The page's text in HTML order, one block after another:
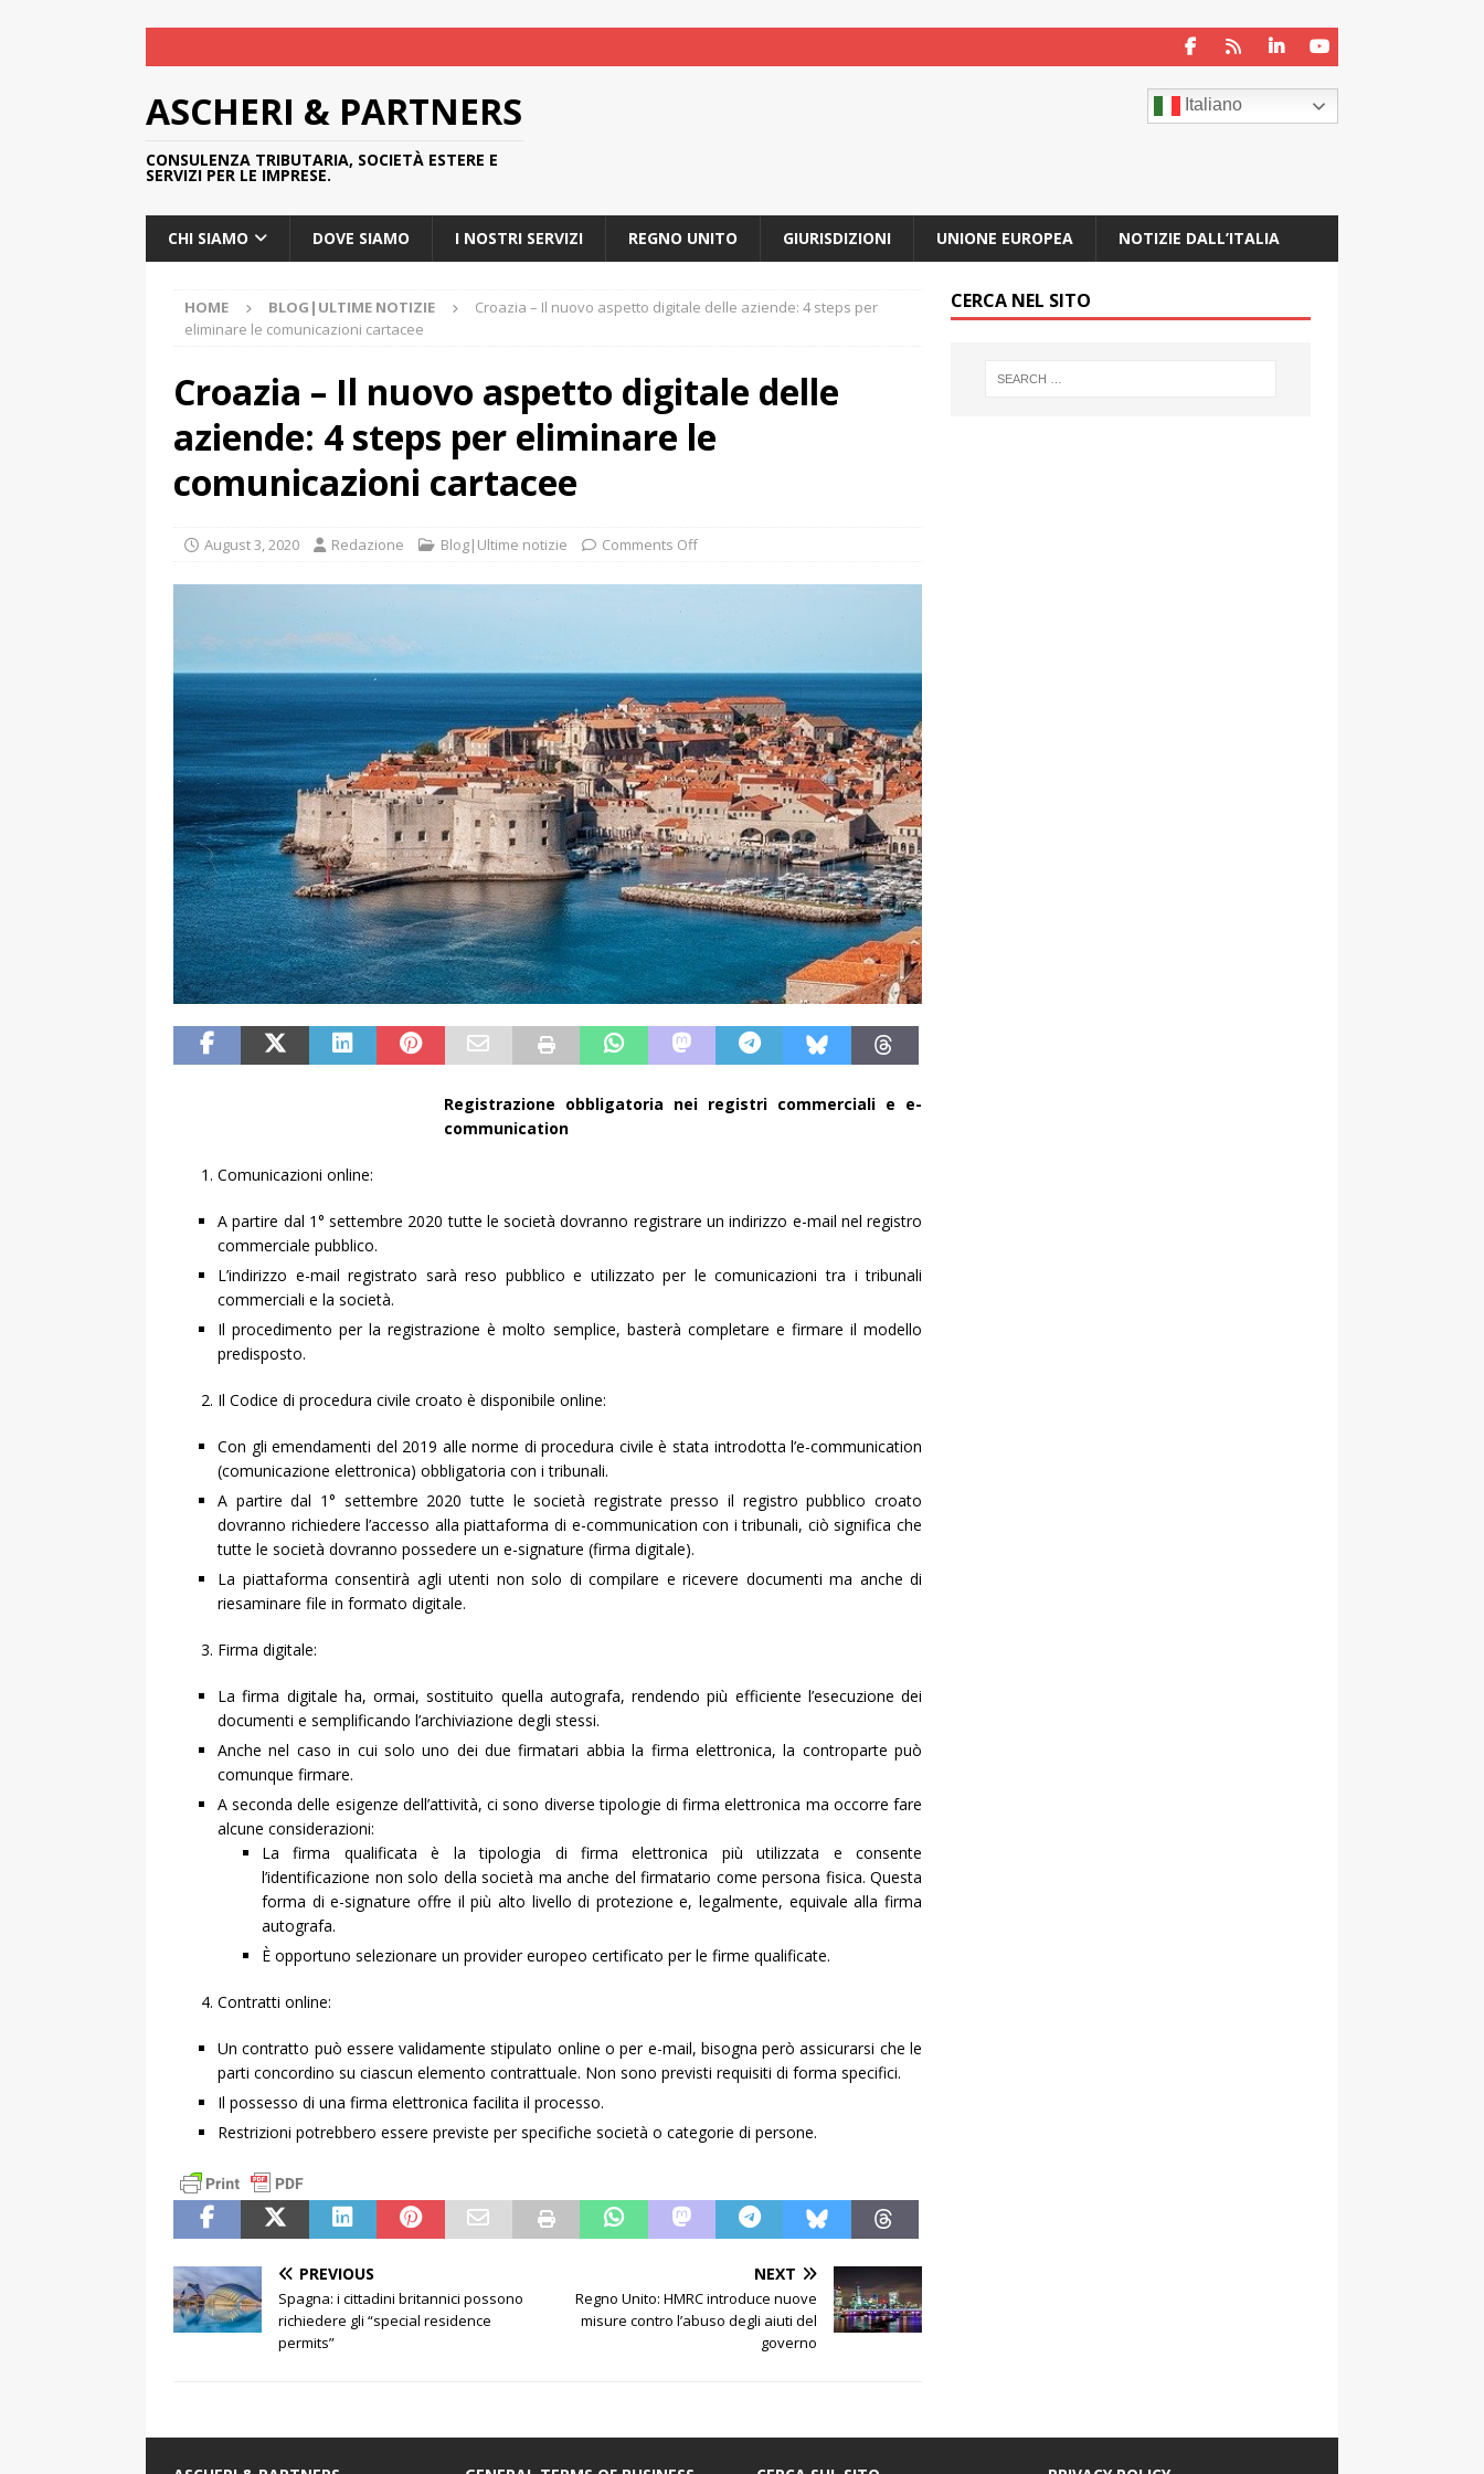
ASCHERI & PARTNERS
CONSULENZA TRIBUTARIA, SOCIETÀ ESTERE E
SERVIZI PER LE IMPRESE.
Italiano
CHI SIAMO DOVE SIAMO I NOSTRI SERVIZI REGNO UNITO GIURISDIZIONI UNIONE EUROPEA NOTIZIE DALL’ITALIA
HOME BLOG|ULTIME NOTIZIE
Croazia – Il nuovo aspetto digitale delle aziende: 4 steps per
eliminare le comunicazioni cartacee
Croazia – Il nuovo aspetto digitale delle
aziende: 4 steps per eliminare le
comunicazioni cartacee
August 3, 2020 Redazione Blog|Ultime notizie Comments Off
Registrazione obbligatoria nei registri commerciali e e-
communication
Comunicazioni online:
A partire dal 1° settembre 2020 tutte le società dovranno registrare un indirizzo e-mail nel registro
commerciale pubblico.
L’indirizzo e-mail registrato sarà reso pubblico e utilizzato per le comunicazioni tra i tribunali
commerciali e la società.
Il procedimento per la registrazione è molto semplice, basterà completare e firmare il modello
predisposto.
Il Codice di procedura civile croato è disponibile online:
Con gli emendamenti del 2019 alle norme di procedura civile è stata introdotta l’e-communication
(comunicazione elettronica) obbligatoria con i tribunali.
A partire dal 1° settembre 2020 tutte le società registrate presso il registro pubblico croato
dovranno richiedere l’accesso alla piattaforma di e-communication con i tribunali, ciò significa che
tutte le società dovranno possedere un e-signature (firma digitale).
La piattaforma consentirà agli utenti non solo di compilare e ricevere documenti ma anche di
riesaminare file in formato digitale.
Firma digitale:
La firma digitale ha, ormai, sostituito quella autografa, rendendo più efficiente l’esecuzione dei
documenti e semplificando l’archiviazione degli stessi.
Anche nel caso in cui solo uno dei due firmatari abbia la firma elettronica, la controparte può
comunque firmare.
A seconda delle esigenze dell’attività, ci sono diverse tipologie di firma elettronica ma occorre fare
alcune considerazioni:
La firma qualificata è la tipologia di firma elettronica più utilizzata e consente
l’identificazione non solo della società ma anche del firmatario come persona fisica. Questa
forma di e-signature offre il più alto livello di protezione e, legalmente, equivale alla firma
autografa.
È opportuno selezionare un provider europeo certificato per le firme qualificate.
Contratti online:
Un contratto può essere validamente stipulato online o per e-mail, bisogna però assicurarsi che le
parti concordino su ciascun elemento contrattuale. Non sono previsti requisiti di forma specifici.
Il possesso di una firma elettronica facilita il processo.
Restrizioni potrebbero essere previste per specifiche società o categorie di persone.
PREVIOUS
Spagna: i cittadini britannici possono
richiedere gli “special residence
permits”
NEXT
Regno Unito: HMRC introduce nuove
misure contro l’abuso degli aiuti del
governo
CERCA NEL SITO